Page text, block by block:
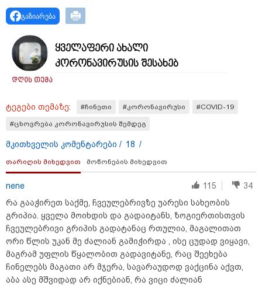
15:49 / 06-08-2026
შეიძინე ალდაგის სამოგზაურო დაზღვევა და
საზოგადოება
გაზიარება
ყველაფერი ახალი
კორონავირუსის შესახებ
დღის თემა
ტეგები თემაზე: #ჩინეთი #კორონავირუსი #COVID-19
#ცხოვრება კორონავირუსის შემდეგ
მკითხველის კომენტარები / 18 /
თარიღის მიხედვით მოწონების მიხედვით
nene 115
34
რა გააჭირეთ საქმე, ჩვეულებრივზე უარესი სახეობის
გრიპია. ყველა მოიხდის და გადაიტანს, ზოგიერთისთვის
ჩვეულებრივი გრიპის გადატანაც რთულია, მაგალითათ
ორი წლის უკან მე ძალიან გამიჭირდა , ისე ცუდად ვიყავი,
მაგრამ უფლის წყალობით გადავიტანე, რაც შეეხება
ჩინელებს მაგათი არ მჯერა, სავარაუდოდ ვაქცინა აქვთ,
აბა ასე მშვიდად არ იქნებიან, რა ვიცი ძალიან